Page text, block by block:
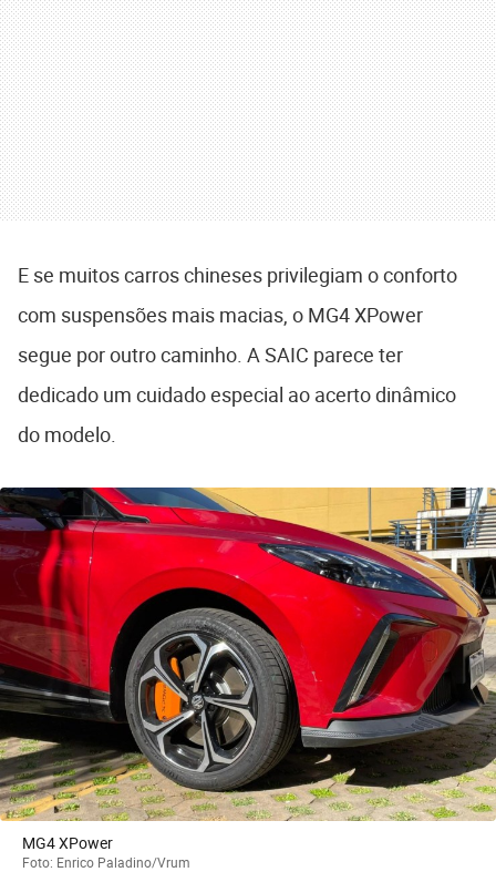
E se muitos carros chineses privilegiam o conforto
com suspensões mais macias, o MG4 XPower
segue por outro caminho. A SAIC parece ter
dedicado um cuidado especial ao acerto dinâmico
do modelo.
MG4 XPower
Foto: Enrico Paladino/Vrum